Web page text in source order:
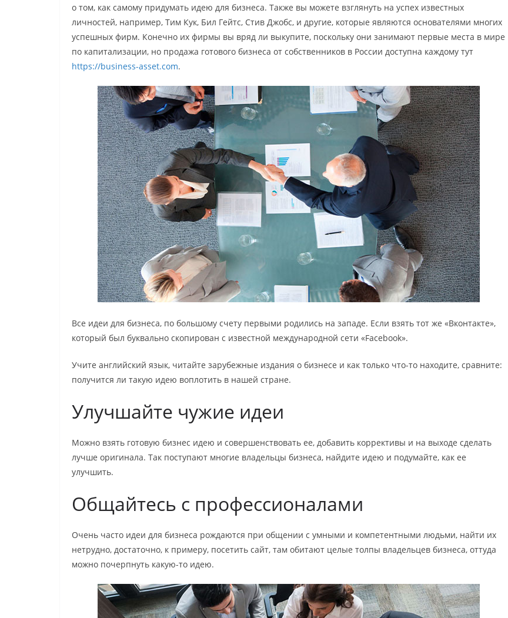
о том, как самому придумать идею для бизнеса. Также вы можете взглянуть на успех известных
личностей, например, Тим Кук, Бил Гейтс, Стив Джобс, и другие, которые являются основателями многих
успешных фирм. Конечно их фирмы вы вряд ли выкупите, поскольку они занимают первые места в мире
по капитализации, но продажа готового бизнеса от собственников в России доступна каждому тут
https://business-asset.com.
Все идеи для бизнеса, по большому счету первыми родились на западе. Если взять тот же «Вконтакте»,
который был буквально скопирован с известной международной сети «Facebook».
Учите английский язык, читайте зарубежные издания о бизнесе и как только что-то находите, сравните:
получится ли такую идею воплотить в нашей стране.
Улучшайте чужие идеи
Можно взять готовую бизнес идею и совершенствовать ее, добавить коррективы и на выходе сделать
лучше оригинала. Так поступают многие владельцы бизнеса, найдите идею и подумайте, как ее
улучшить.
Общайтесь с профессионалами
Очень часто идеи для бизнеса рождаются при общении с умными и компетентными людьми, найти их
нетрудно, достаточно, к примеру, посетить сайт, там обитают целые толпы владельцев бизнеса, оттуда
можно почерпнуть какую-то идею.